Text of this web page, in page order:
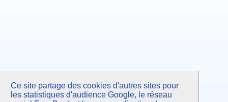
Ce site partage des cookies d'autres sites pour
les statistiques d'audience Google, le réseau